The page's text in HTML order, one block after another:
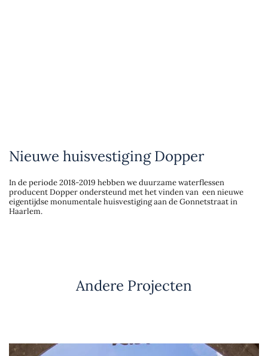
Nieuwe huisvestiging Dopper
In de periode 2018-2019 hebben we duurzame waterflessen
producent Dopper ondersteund met het vinden van een nieuwe
eigentijdse monumentale huisvestiging aan de Gonnetstraat in
Haarlem.
Andere Projecten